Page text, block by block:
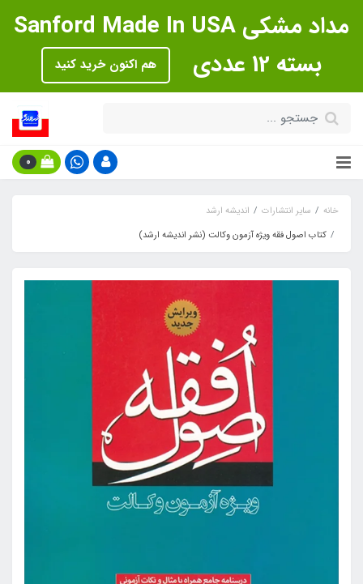
مداد مشکی Sanford Made In USA
بسته 12 عددی
هم اکنون خرید کنید
0
خانه سایر انتشارات
اندیشه ارشد
کتاب اصول فقه ویژه آزمون وکالت (نشر اندیشه ارشد)